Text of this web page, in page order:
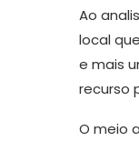
Ao
local
e mais
recurso
O meio